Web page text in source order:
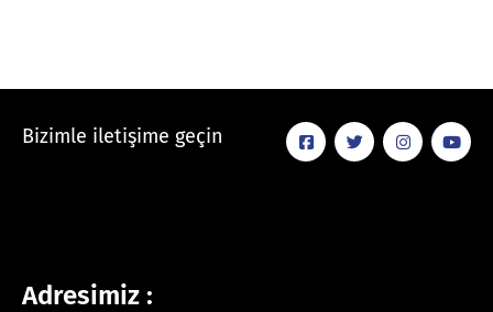
Bizimle iletişime geçin
Adresimiz :